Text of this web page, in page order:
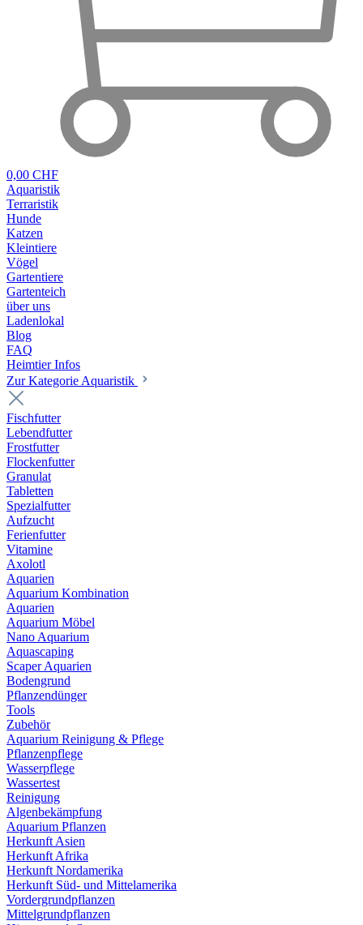
0,00 CHF
Aquaristik
Terraristik
Hunde
Katzen
Kleintiere
Vögel
Gartentiere
Gartenteich
über uns
Ladenlokal
Blog
FAQ
Heimtier Infos
Zur Kategorie Aquaristik
Fischfutter
Lebendfutter
Frostfutter
Flockenfutter
Granulat
Tabletten
Spezialfutter
Aufzucht
Ferienfutter
Vitamine
Axolotl
Aquarien
Aquarium Kombination
Aquarien
Aquarium Möbel
Nano Aquarium
Aquascaping
Scaper Aquarien
Bodengrund
Pflanzendünger
Tools
Zubehör
Aquarium Reinigung & Pflege
Pflanzenpflege
Wasserpflege
Wassertest
Reinigung
Algenbekämpfung
Aquarium Pflanzen
Herkunft Asien
Herkunft Afrika
Herkunft Nordamerika
Herkunft Süd- und Mittelamerika
Vordergrundpflanzen
Mittelgrundpflanzen